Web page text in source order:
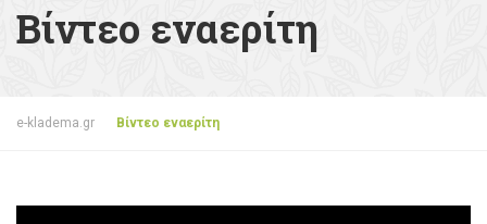
Βίντεο εναερίτη
e-kladema.gr Βίντεο εναερίτη